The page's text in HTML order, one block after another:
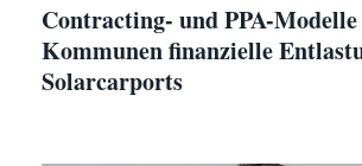
Contracting- und PPA-
Kommunen finanzielle
Solarcarports